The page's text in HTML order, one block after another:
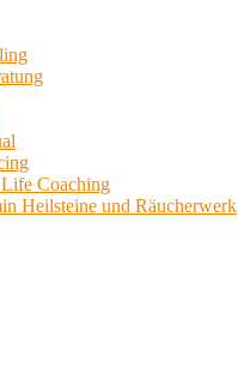
Coaching
Heilsteine und Räucherwerk